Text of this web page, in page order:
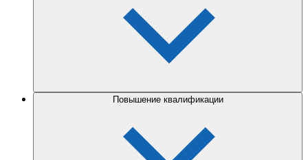
Повышение квалификации